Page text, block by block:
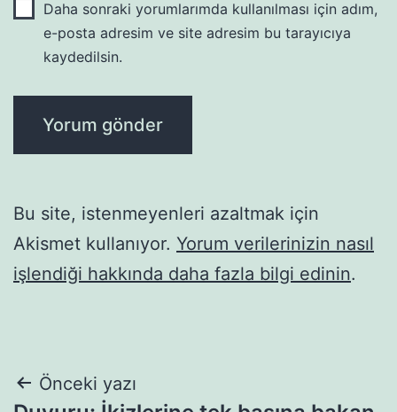
Daha sonraki yorumlarımda kullanılması için adım,
e-posta adresim ve site adresim bu tarayıcıya
kaydedilsin.
Bu site, istenmeyenleri azaltmak için
Akismet kullanıyor. Yorum verilerinizin nasıl
işlendiği hakkında daha fazla bilgi edinin.
Yazı
Önceki yazı